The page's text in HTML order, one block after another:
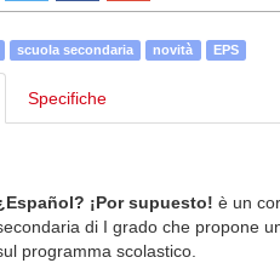
scuola secondaria novità EPS
Specifiche
¡Por supuesto! è un
di I grado che propone
programma scolastico.